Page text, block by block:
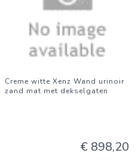
Creme witte Xenz Wand urinoir
zand mat met dekselgaten
€ 898,20